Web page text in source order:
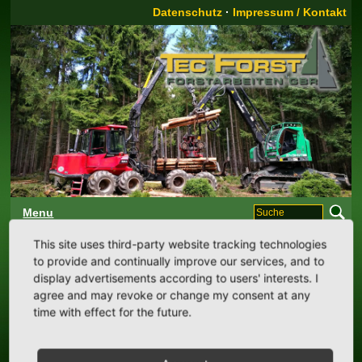
Datenschutz· Impressum / Kontakt
Menu
Start: Dienstleistungen Referenzen
Referenzen:
Stadt Miltenberg:Leiter der Forstverwaltung: Herr
This site uses third-party website tracking technologies
to provide and continually improve our services, and to
display advertisements according to users' interests. I
agree and may revoke or change my consent at any
time with effect for the future.